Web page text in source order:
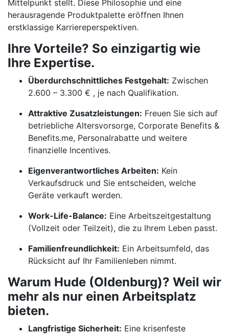
Mittelpunkt stellt. Diese Philosophie und eine
herausragende Produktpalette eröffnen Ihnen
erstklassige Karriereperspektiven.
Ihre Vorteile? So einzigartig wie
Ihre Expertise.
Überdurchschnittliches Festgehalt: Zwischen
2.600 – 3.300 € , je nach Qualifikation.
Attraktive Zusatzleistungen: Freuen Sie sich auf
betriebliche Altersvorsorge, Corporate Benefits &
Benefits.me, Personalrabatte und weitere
finanzielle Incentives.
Eigenverantwortliches Arbeiten: Kein
Verkaufsdruck und Sie entscheiden, welche
Geräte verkauft werden.
Work-Life-Balance: Eine Arbeitszeitgestaltung
(Vollzeit oder Teilzeit), die zu Ihrem Leben passt.
Familienfreundlichkeit: Ein Arbeitsumfeld, das
Rücksicht auf Ihr Familienleben nimmt.
Warum Hude (Oldenburg)? Weil wir
mehr als nur einen Arbeitsplatz
bieten.
Langfristige Sicherheit: Eine krisenfeste